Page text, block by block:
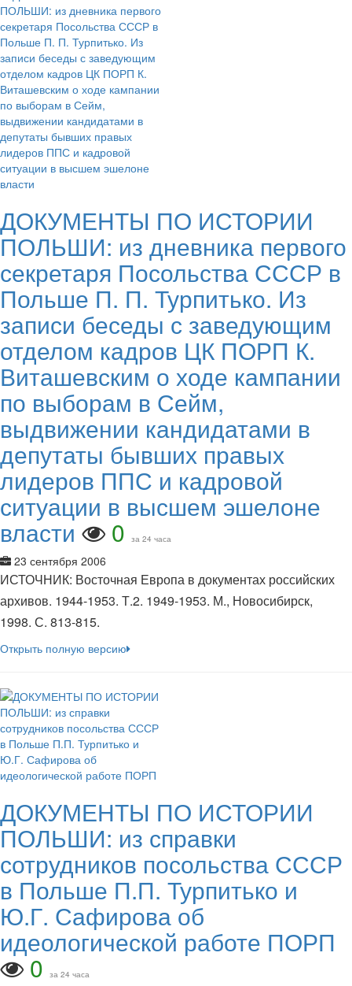
ДОКУМЕНТЫ ПО ИСТОРИИ
ПОЛЬШИ: из дневника первого
секретаря Посольства СССР в
Польше П. П. Турпитько. Из
записи беседы с заведующим
отделом кадров ЦК ПОРП К.
Виташевским о ходе кампании
по выборам в Сейм,
выдвижении кандидатами в
депутаты бывших правых
лидеров ППС и кадровой
ситуации в высшем эшелоне
власти 0 за 24 часа
23 сентября 2006
ИСТОЧНИК: Восточная Европа в документах российских
архивов. 1944-1953. Т.2. 1949-1953. М., Новосибирск,
1998. С. 813-815.
Открыть полную версию
ДОКУМЕНТЫ ПО ИСТОРИИ
ПОЛЬШИ: из справки
сотрудников посольства СССР
в Польше П.П. Турпитько и
Ю.Г. Сафирова об
идеологической работе ПОРП
0 за 24 часа